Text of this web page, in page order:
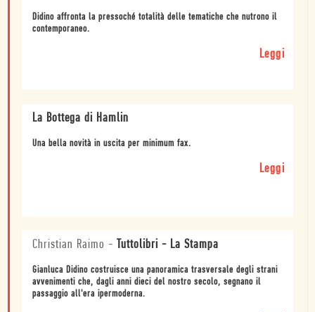
Didino affronta la pressoché totalità delle tematiche che nutrono il
contemporaneo.
Leggi
La Bottega di Hamlin
Una bella novità in uscita per minimum fax.
Leggi
Christian Raimo - Tuttolibri - La Stampa
Gianluca Didino costruisce una panoramica trasversale degli strani
avvenimenti che, dagli anni dieci del nostro secolo, segnano il
passaggio all'era ipermoderna.